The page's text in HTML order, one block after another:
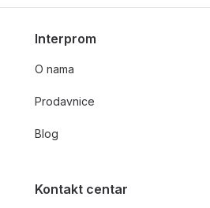
Interprom
O nama
Prodavnice
Blog
Kontakt centar